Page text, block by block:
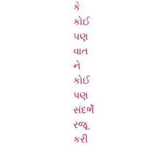
કે
કોઈ
પણ
વાત
ને
કોઈ
પણ
સંદર્ભે
રજૂ
કરી